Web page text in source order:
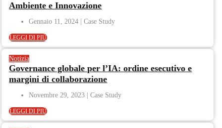
Ambiente e Innovazione
Gennaio 11, 2024
LEGGI DI PIÙ
Notizia
Governance globale per l’IA: ordine esecutivo e
margini di collaborazione
Novembre 29, 2023
LEGGI DI PIÙ